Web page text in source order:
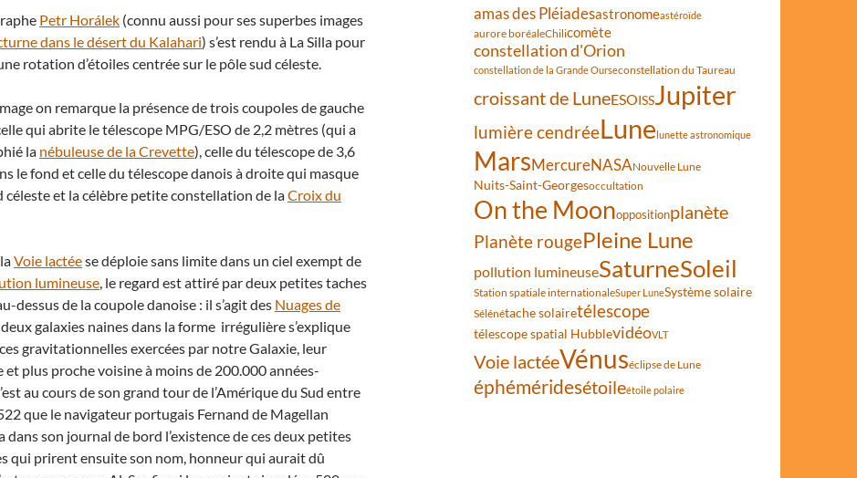
Petr Horálek (connu aussi pour ses superbes images
dans le désert du Kalahari) s’est rendu à La Silla pour
rotation d’étoiles centrée sur le pôle sud céleste.
on remarque la présence de trois coupoles de gauche
qui abrite le télescope MPG/ESO de 2,2 mètres (qui a
la nébuleuse de la Crevette), celle du télescope de 3,6
le fond et celle du télescope danois à droite qui masque
céleste et la célèbre petite constellation de laCroix du
Voie lactéese déploie sans limite dans un ciel exempt de
lumineuse, le regard est attiré par deux petites taches
dessus de la coupole danoise : il s’agit des Nuages de
deux galaxies naines dans la forme irrégulière s’explique
gravitationnelles exercées par notre Galaxie, leur
et plus proche voisine à moins de 200.000 années-
au cours de son grand tour de l’Amérique du Sud entre
que le navigateur portugais Fernand de Magellan
dans son journal de bord l’existence de ces deux petites
qui prirent ensuite son nom, honneur qui aurait dû
amas des Pléiadesastronomeastéroïde
aurore boréaleChilicomète
constellation d'Orion
constellation de la Grande Ourseconstellation du Taureau
croissant de LuneESOISSJupiter
lumière cendréeLunelunette astronomique
MarsMercureNASANouvelle Lune
Nuits-Saint-Georgesoccultation
On the Moonoppositionplanète
Planète rougePleine Lune
pollution lumineuseSaturneSoleil
Station spatiale internationaleSuper LuneSystème solaire
Sélénétache solairetélescope
télescope spatial HubblevidéoVLT
Voie lactéeVénuséclipse de Lune
éphéméridesétoileétoile polaire